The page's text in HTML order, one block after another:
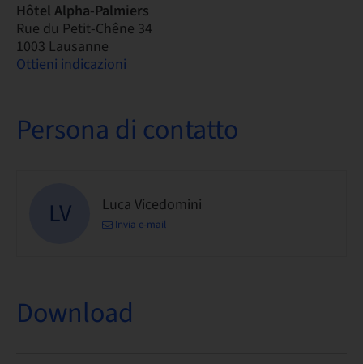
Hôtel Alpha-Palmiers
Rue du Petit-Chêne 34
1003 Lausanne
Ottieni indicazioni
Persona di contatto
LV Luca Vicedomini
Invia e-mail
Download